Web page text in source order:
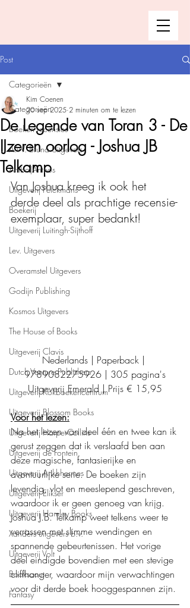
Post
Categorieën
Boeken recensies
A.W. Bruna Uitgevers
Ambo|Anthos
Uitgeverij Pelckmans
Boekerij
Uitgeverij Luitingh-Sijthoff
Lev. Uitgevers
Overamstel Uitgevers
Godijn Publishing
Kosmos Uitgevers
The House of Books
Uitgeverij Clavis
Dutch Venture Publishers
Uitgeverij Kokboekencentrum
Uitgeverij Blossom Books
Uitgeverij HarperCollins
Uitgeverij de Fontein
Uitgeverij Ankhhermes
Uitgeverij Elikser
Uitgeverij Hamley Books
Xanders uitgevers b.v.
Uitgeverij Volt
Bookscout
Fantasy
Categorieën
De Legende van Toran 3 - De
IJzeren oorlog - Joshua JB
Telkamp
Kim Coenen
20 sep 2025 2 minuten om te lezen
Van Joshua kreeg ik ook het
derde deel als prachtige recensie-
exemplaar, super bedankt!
Nederlands | Paperback |
9789082275926 | 305 pagina's
Uitgeverij Emerald | Prijs € 15,95
Voor het lezen:
Na het lezen van deel één en twee kan ik
gerust zeggen dat ik verslaafd ben aan
deze magische, fantasierijke en
avontuurlijke serie. De boeken zijn
levendig, vlot en meeslepend geschreven,
waardoor ik er geen genoeg van krijg.
Joshua J.B. Telkamp weet telkens weer te
verrassen met slimme wendingen en
spannende gebeurtenissen. Het vorige
deel eindigde bovendien met een stevige
cliffhanger, waardoor mijn verwachtingen
voor dit derde boek hooggespannen zijn.